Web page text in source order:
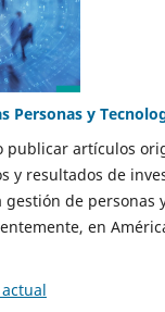
Personas y
publicar artículos
y resultados de
de personas
en